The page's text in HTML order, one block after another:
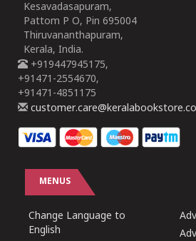
Kesavadasapuram,
Pattom P O, Pin 695004
Thiruvananthapuram,
Kerala, India.
+919447945175,
+91471-2554670,
+91471-4851175
MENUS
Change Language to
English